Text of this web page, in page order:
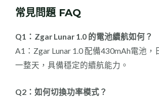
常見問題 FAQ
Q1：Zgar Lunar 1.0 的電池續航如何？
A1：Zgar Lunar 1.0 配備430mAh電池，
一整天，具備穩定的續航能力。
Q2：如何切換功率模式？